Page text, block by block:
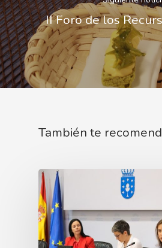
II Foro de los
También te